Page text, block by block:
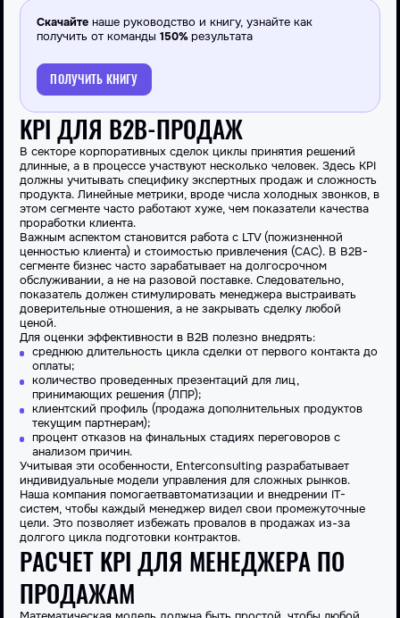
Скачайте наше руководство и книгу, узнайте как
получить от команды 150%результата
ПОЛУЧИТЬ КНИГУ
KPI ДЛЯ B2B-ПРОДАЖ
В секторе корпоративных сделок циклы принятия решений
длинные, а в процессе участвуют несколько человек. Здесь KPI
должны учитывать специфику экспертных продаж и сложность
продукта. Линейные метрики, вроде числа холодных звонков, в
этом сегменте часто работают хуже, чем показатели качества
проработки клиента.
Важным аспектом становится работа с LTV (пожизненной
ценностью клиента) и стоимостью привлечения (CAC). В B2B-
сегменте бизнес часто зарабатывает на долгосрочном
обслуживании, а не на разовой поставке. Следовательно,
показатель должен стимулировать менеджера выстраивать
доверительные отношения, а не закрывать сделку любой
ценой.
Для оценки эффективности в B2B полезно внедрять:
среднюю длительность цикла сделки от первого контакта до
оплаты;
количество проведенных презентаций для лиц,
принимающих решения (ЛПР);
клиентский профиль (продажа дополнительных продуктов
текущим партнерам);
процент отказов на финальных стадиях переговоров с
анализом причин.
Учитывая эти особенности, Enterconsulting разрабатывает
индивидуальные модели управления для сложных рынков.
Наша компания помогаетвавтоматизации и внедрении IT-
систем, чтобы каждый менеджер видел свои промежуточные
цели. Это позволяет избежать провалов в продажах из-за
долгого цикла подготовки контрактов.
РАСЧЕТ KPI ДЛЯ МЕНЕДЖЕРА ПО
ПРОДАЖАМ